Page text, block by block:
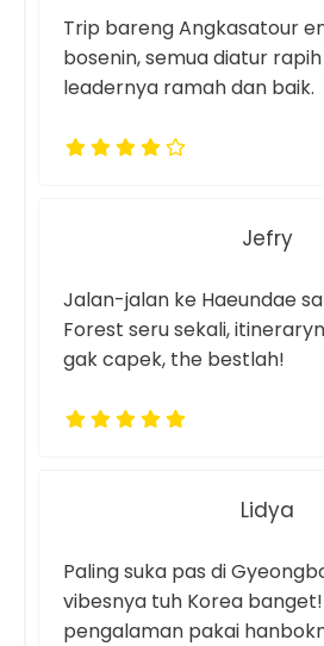
Trip bareng Angkasatour
bosenin, semua diatur
leadernya ramah dan baik.
Jefry
Jalan-jalan ke Haeundae
Forest seru sekali,
gak capek, the bestlah!
Lidya
Paling suka pas di
vibesnya tuh Korea
pengalaman pakai